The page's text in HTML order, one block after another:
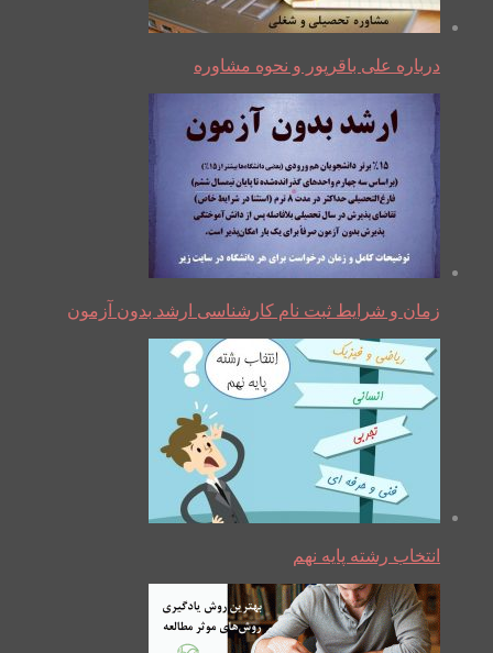
درباره علی باقرپور و نحوه مشاوره
زمان و شرایط ثبت نام کارشناسی ارشد بدون آزمون
انتخاب رشته پایه نهم